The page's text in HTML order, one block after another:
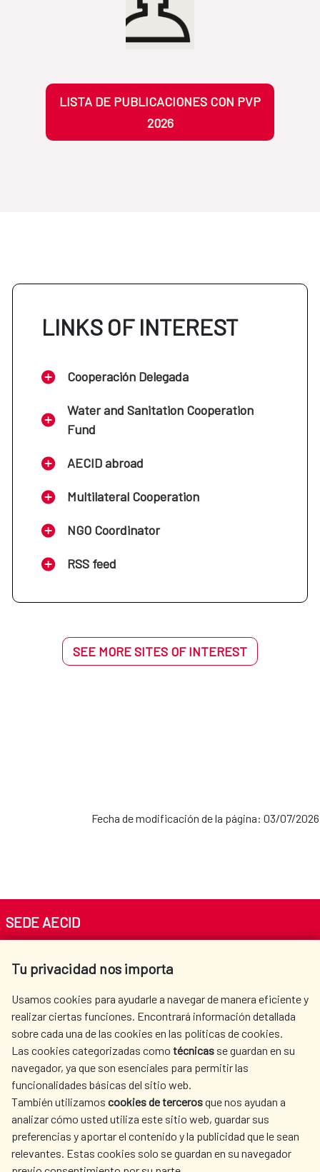
LISTA DE PUBLICACIONES CON PVP
2026
LINKS OF INTEREST
Cooperación Delegada
Water and Sanitation Cooperation
Fund
AECID abroad
Multilateral Cooperation
NGO Coordinator
RSS feed
SEE MORE SITES OF INTEREST
Fecha de modificación de la página: 03/07/2026
Tu privacidad nos importa
Usamos cookies para ayudarle a navegar de manera eficiente y
realizar ciertas funciones. Encontrará información detallada
sobre cada una de las cookies en las políticas de cookies.
Las cookies categorizadas como técnicas se guardan en su
navegador, ya que son esenciales para permitir las
funcionalidades básicas del sitio web.
También utilizamos cookies de tercerosque nos ayudan a
analizar cómo usted utiliza este sitio web, guardar sus
preferencias y aportar el contenido y la publicidad que le sean
relevantes. Estas cookies solo se guardan en su navegador
SEDE AECID
Tel. +34 900 20 30 54​​​​​​​
AECID
WHERE DO WE COOPERATE?
SPANISH HUMANITARIAN
ACTION
PRESS ROOM
CULTURE AND SCIENCE LIBRARY